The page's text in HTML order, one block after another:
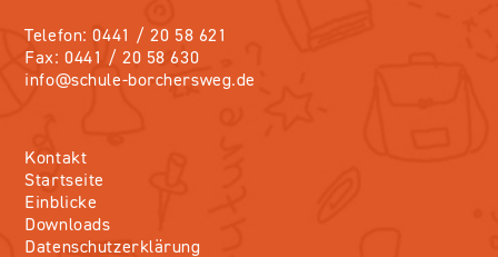
Telefon: 0441 / 20 58 621
Fax: 0441 / 20 58 630
info@schule-borchersweg.de
Kontakt
Startseite
Einblicke
Downloads
Datenschutzerklärung